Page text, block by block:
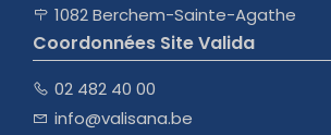
1082 Berchem-Sainte-Agathe
Coordonnées Site Valida
02 482 40 00
info@valisana.be